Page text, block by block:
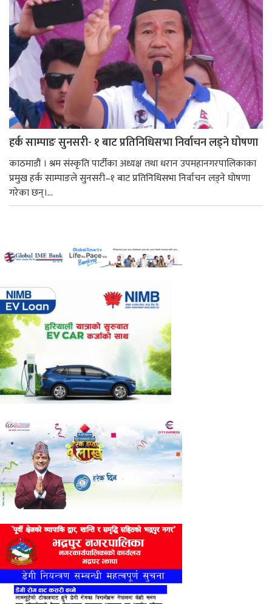
हर्क साम्पाङ सुनसरी- १ बाट प्रतिनिधिसभा निर्वाचन लड्ने घोषणा
काठमाडौं । श्रम संस्कृति पार्टीका अध्यक्ष तथा धरान उपमहानगरपालिकाका
प्रमुख हर्क साम्पाङले सुनसरी–१ बाट प्रतिनिधिसभा निर्वाचन लड्ने घोषणा
गरेका छन्।...